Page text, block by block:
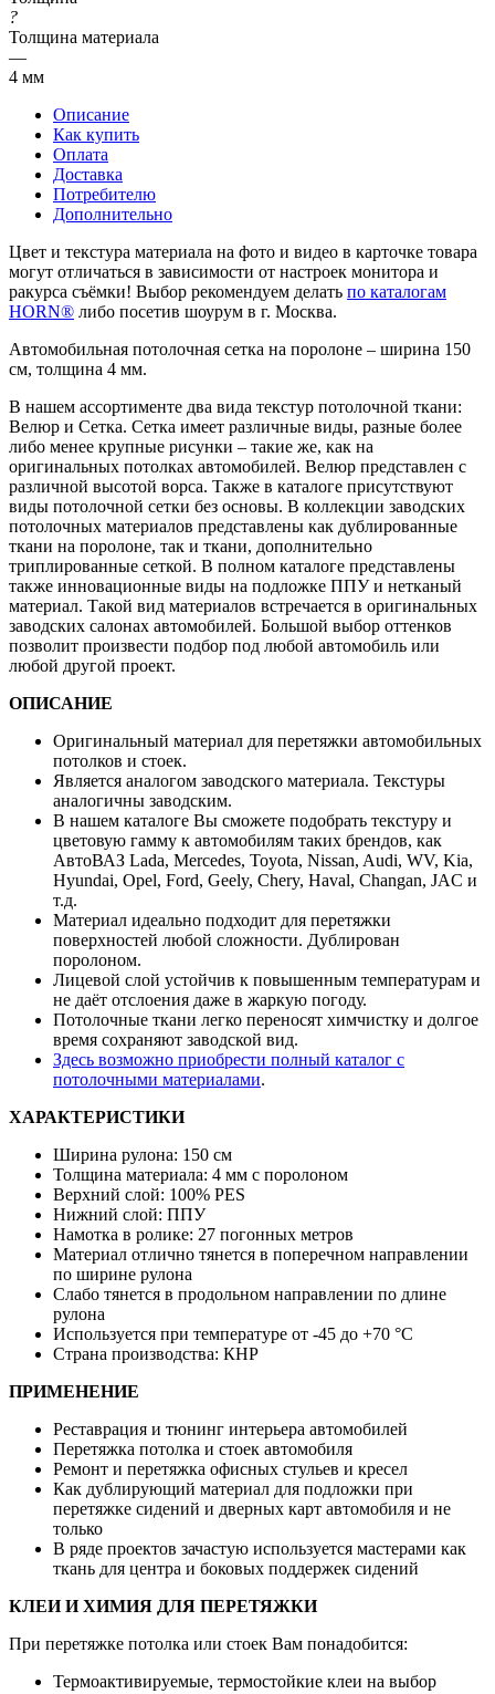
?
Толщина материала
—
4 мм
Описание
Как купить
Оплата
Доставка
Потребителю
Дополнительно
Цвет и текстура материала на фото и видео в карточке товара
могут отличаться в зависимости от настроек монитора и
ракурса съёмки! Выбор рекомендуем делать по каталогам
HORN® либо посетив шоурум в г. Москва.
Автомобильная потолочная сетка на поролоне – ширина 150
см, толщина 4 мм.
В нашем ассортименте два вида текстур потолочной ткани:
Велюр и Cетка. Сетка имеет различные виды, разные более
либо менее крупные рисунки – такие же, как на
оригинальных потолках автомобилей. Велюр представлен с
различной высотой ворса. Также в каталоге присутствуют
виды потолочной сетки без основы. В коллекции заводских
потолочных материалов представлены как дублированные
ткани на поролоне, так и ткани, дополнительно
триплированные сеткой. В полном каталоге представлены
также инновационные виды на подложке ППУ и нетканый
материал. Такой вид материалов встречается в оригинальных
заводских салонах автомобилей. Большой выбор оттенков
позволит произвести подбор под любой автомобиль или
любой другой проект.
ОПИСАНИЕ
Оригинальный материал для перетяжки автомобильных
потолков и стоек.
Является аналогом заводского материала. Текстуры
аналогичны заводским.
В нашем каталоге Вы сможете подобрать текстуру и
цветовую гамму к автомобилям таких брендов, как
АвтоВАЗ Lada, Mercedes, Toyota, Nissan, Audi, WV, Kia,
Hyundai, Opel, Ford, Geely, Chery, Haval, Changan, JAC и
т.д.
Материал идеально подходит для перетяжки
поверхностей любой сложности. Дублирован
поролоном.
Лицевой слой устойчив к повышенным температурам и
не даёт отслоения даже в жаркую погоду.
Потолочные ткани легко переносят химчистку и долгое
время сохраняют заводской вид.
Здесь возможно приобрести полный каталог с
потолочными материалами.
ХАРАКТЕРИСТИКИ
Ширина рулона: 150 см
Толщина материала: 4 мм с поролоном
Верхний слой: 100% PES
Нижний слой: ППУ
Намотка в ролике: 27 погонных метров
Материал отлично тянется в поперечном направлении
по ширине рулона
Слабо тянется в продольном направлении по длине
рулона
Используется при температуре от -45 до +70 °С
Страна производства: КНР
ПРИМЕНЕНИЕ
Реставрация и тюнинг интерьера автомобилей
Перетяжка потолка и стоек автомобиля
Ремонт и перетяжка офисных стульев и кресел
Как дублирующий материал для подложки при
перетяжке сидений и дверных карт автомобиля и не
только
В ряде проектов зачастую используется мастерами как
ткань для центра и боковых поддержек сидений
КЛЕИ И ХИМИЯ ДЛЯ ПЕРЕТЯЖКИ
При перетяжке потолка или стоек Вам понадобится:
Термоактивируемые, термостойкие клеи на выбор